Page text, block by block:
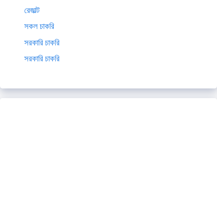
রেজাল্ট
সকল চাকরি
সরকারি চাকরি
সরকারি চাকরি